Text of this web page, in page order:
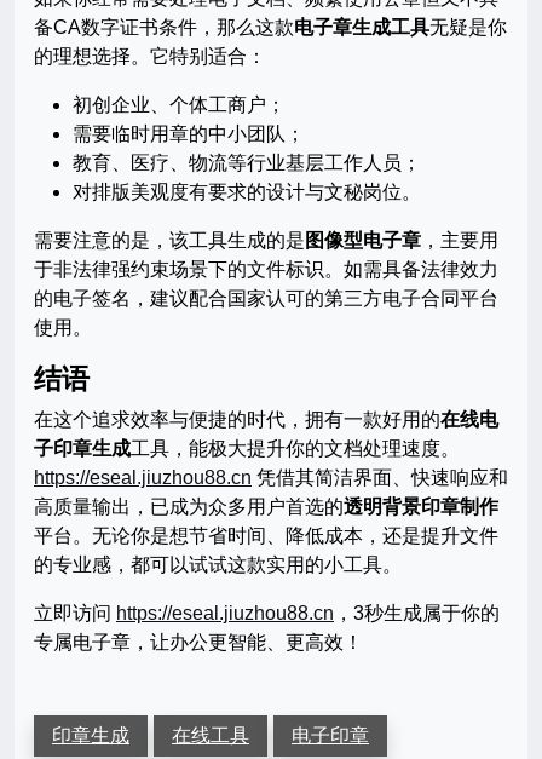
备CA数字证书条件，那么这款电子章生成工具无疑是你
的理想选择。它特别适合：
初创企业、个体工商户；
需要临时用章的中小团队；
教育、医疗、物流等行业基层工作人员；
对排版美观度有要求的设计与文秘岗位。
需要注意的是，该工具生成的是 图像型电子章 ，主要用
于非法律强约束场景下的文件标识。如需具备法律效力
的电子签名，建议配合国家认可的第三方电子合同平台
使用。
结语
在这个追求效率与便捷的时代，拥有一款好用的在线电
子印章生成工具，能极大提升你的文档处理速度。
https://eseal.jiuzhou88.cn 凭借其简洁界面、快速响应和
高质量输出，已成为众多用户首选的透明背景印章制作
平台。无论你是想节省时间、降低成本，还是提升文件
的专业感，都可以试试这款实用的小工具。
立即访问 https://eseal.jiuzhou88.cn ，3秒生成属于你的
专属电子章，让办公更智能、更高效！
印章生成 在线工具 电子印章